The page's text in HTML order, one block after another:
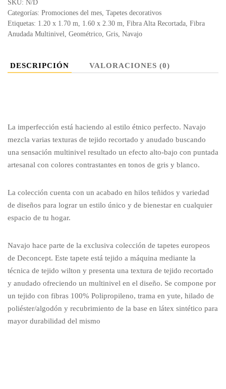
–
T518
cantidad
SKU: N/D
Categorías: Promociones del mes, Tapetes decorativos
Etiquetas: 1.20 x 1.70 m, 1.60 x 2.30 m, Fibra Alta Recortada, Fibra
Anudada Multinivel, Geométrico, Gris, Navajo
DESCRIPCIÓN VALORACIONES (0)
La imperfección está haciendo al estilo étnico perfecto. Navajo
mezcla varias texturas de tejido recortado y anudado buscando
una sensación multinivel resultado un efecto alto-bajo con puntada
artesanal con colores contrastantes en tonos de gris y blanco.
La colección cuenta con un acabado en hilos teñidos y variedad
de diseños para lograr un estilo único y de bienestar en cualquier
espacio de tu hogar.
Navajo hace parte de la exclusiva colección de tapetes europeos
de Deconcept. Este tapete está tejido a máquina mediante la
técnica de tejido wilton y presenta una textura de tejido recortado
y anudado ofreciendo un multinivel en el diseño. Se compone por
un tejido con fibras 100% Polipropileno, trama en yute, hilado de
poliéster/algodón y recubrimiento de la base en látex sintético para
mayor durabilidad del mismo